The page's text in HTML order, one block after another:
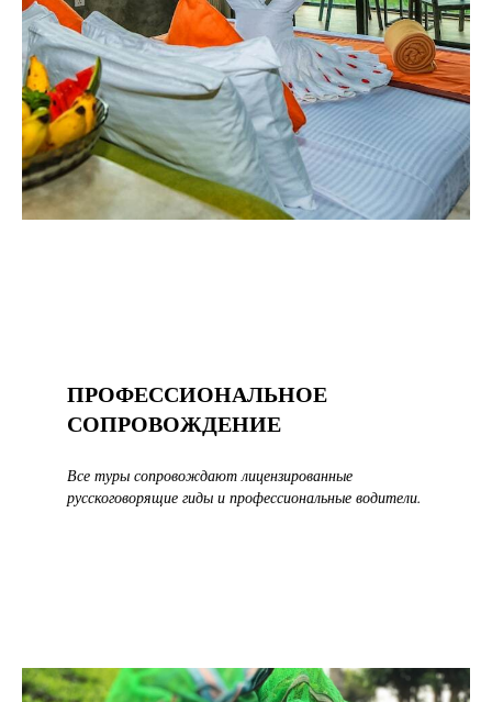
ПРОФЕССИОНАЛЬНОЕ
СОПРОВОЖДЕНИЕ
Все туры сопровождают лицензированные
русскоговорящие гиды и профессиональные водители.